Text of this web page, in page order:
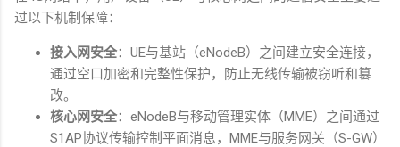
过以下机制保障：
接入网安全： UE与基站（eNodeB）之间建立安全连接，
通过空口加密和完整性保护，防止无线传输被窃听和篡
改。
核心网安全： eNodeB与移动管理实体（MME）之间通过
S1AP协议传输控制平面消息， MME与服务网关（S-GW）